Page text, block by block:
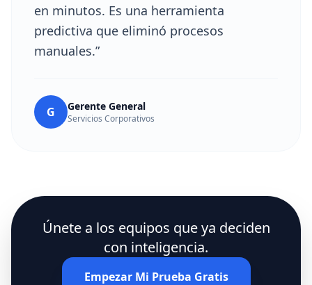
en minutos. Es una herramienta
predictiva que eliminó procesos
manuales.”
G Gerente General
Servicios Corporativos
Únete a los equipos que ya deciden
con inteligencia.
Empezar Mi Prueba Gratis